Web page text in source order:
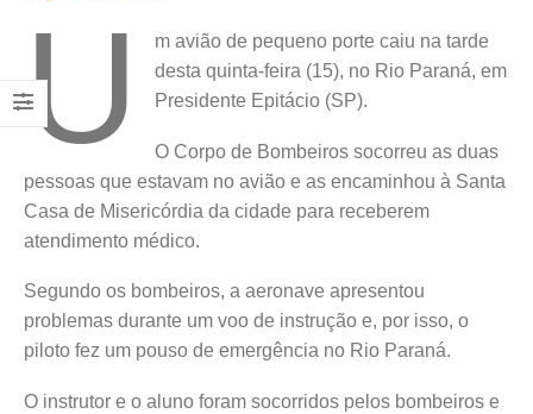
U
m avião de pequeno porte caiu na tarde
desta quinta-feira (15), no Rio Paraná, em
Presidente Epitácio (SP).
O Corpo de Bombeiros socorreu as duas
pessoas que estavam no avião e as encaminhou à Santa
Casa de Misericórdia da cidade para receberem
atendimento médico.
Segundo os bombeiros, a aeronave apresentou
problemas durante um voo de instrução e, por isso, o
piloto fez um pouso de emergência no Rio Paraná.
O instrutor e o aluno foram socorridos pelos bombeiros e